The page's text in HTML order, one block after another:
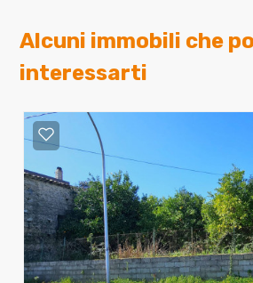
Alcuni immobili che
interessarti